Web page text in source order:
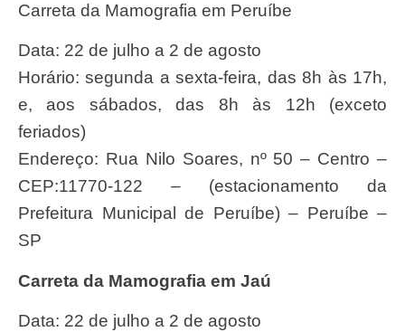
Carreta da Mamografia em Peruíbe
Data: 22 de julho a 2 de agosto
Horário: segunda a sexta-feira, das 8h às 17h,
e, aos sábados, das 8h às 12h (exceto
feriados)
Endereço: Rua Nilo Soares, nº 50 – Centro –
CEP:11770-122 – (estacionamento da
Prefeitura Municipal de Peruíbe) – Peruíbe –
SP
Carreta da Mamografia em Jaú
Data: 22 de julho a 2 de agosto